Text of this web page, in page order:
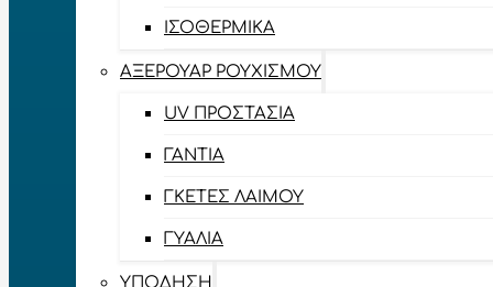
ΙΣΟΘΕΡΜΙΚΆ
ΑΞΕΡΟΥΆΡ ΡΟΥΧΙΣΜΟΎ
UV ΠΡΟΣΤΑΣΊΑ
ΓΆΝΤΙΑ
ΓΚΈΤΕΣ ΛΑΊΜΟΥ
ΓΥΑΛΙΆ
ΥΠΌΔΗΣΗ